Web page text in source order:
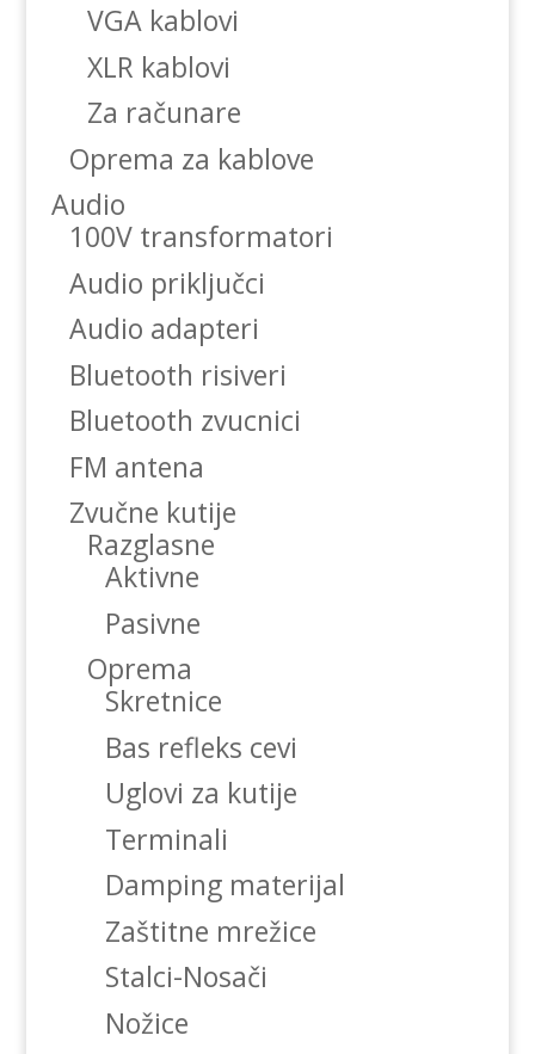
VGA kablovi
XLR kablovi
Za računare
Oprema za kablove
Audio
100V transformatori
Audio priključci
Audio adapteri
Bluetooth risiveri
Bluetooth zvucnici
FM antena
Zvučne kutije
Razglasne
Aktivne
Pasivne
Oprema
Skretnice
Bas refleks cevi
Uglovi za kutije
Terminali
Damping materijal
Zaštitne mrežice
Stalci-Nosači
Nožice